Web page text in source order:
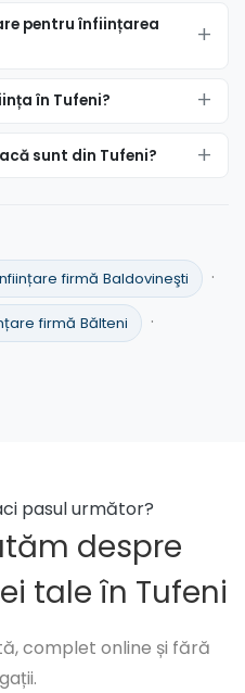
pentru înființarea
în Tufeni?
sunt din Tufeni?
firmă Baldovineşti ·
firmă Bălteni ·
pasul următor?
despre
tale în Tufeni
complet online și fără